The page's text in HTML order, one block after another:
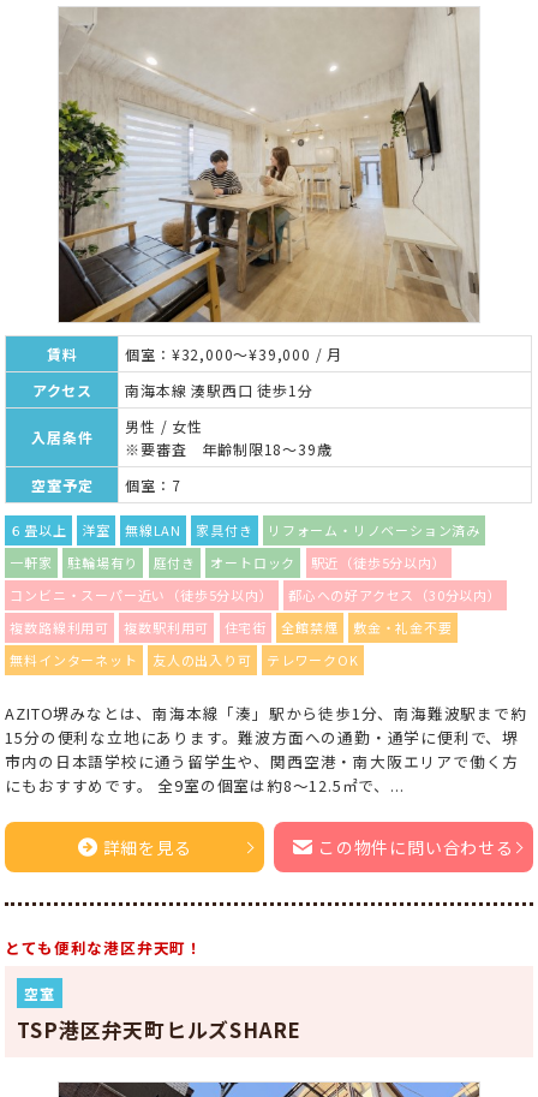
賃料
個室：¥32,000～¥39,000 / 月
アクセス
南海本線 湊駅西口 徒歩1分
入居条件
男性 / 女性
※要審査 年齢制限18～39歳
空室予定
個室：7
６畳以上 洋室 無線LAN 家具付き
リフォーム・リノベーション済み
一軒家
駐輪場有り 庭付き オートロック
駅近（徒歩5分以内）
コンビニ・スーパー近い（徒歩5分以内）
都心への好アクセス（30分以内）
複数路線利用可
複数駅利用可 住宅街 全館禁煙
敷金・礼金不要
無料インターネット
友人の出入り可 テレワークOK
AZITO堺みなとは、南海本線「湊」駅から徒歩1分、南海難波駅まで約
15分の便利な立地にあります。難波方面への通勤・通学に便利で、堺
市内の日本語学校に通う留学生や、関西空港・南大阪エリアで働く方
にもおすすめです。 全9室の個室は約8～12.5㎡で、...
詳細を見る この物件に問い合わせる
とても便利な港区弁天町！
空室
TSP港区弁天町ヒルズSHARE